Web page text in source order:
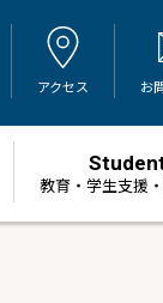
アクセス お
教育・学生支援